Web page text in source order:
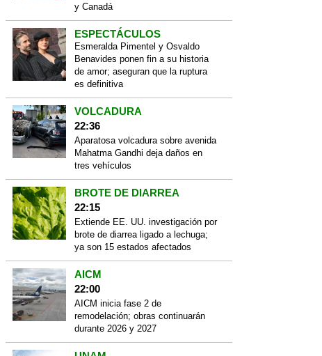
y Canadá
ESPECTÁCULOS
Esmeralda Pimentel y Osvaldo
Benavides ponen fin a su historia
de amor; aseguran que la ruptura
es definitiva
VOLCADURA
22:36
Aparatosa volcadura sobre avenida
Mahatma Gandhi deja daños en
tres vehículos
BROTE DE DIARREA
22:15
Extiende EE. UU. investigación por
brote de diarrea ligado a lechuga;
ya son 15 estados afectados
AICM
22:00
AICM inicia fase 2 de
remodelación; obras continuarán
durante 2026 y 2027